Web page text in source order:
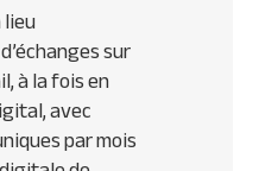
sur
à la fois en
avec
par mois